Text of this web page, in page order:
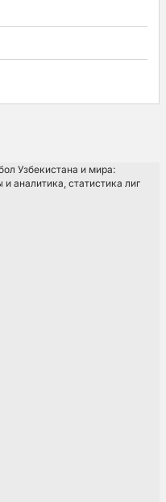
Узбекистана и мира:
аналитика, статистика лиг